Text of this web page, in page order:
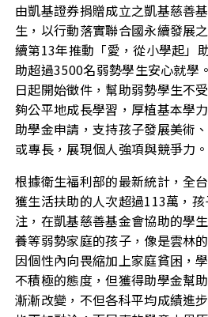
由凱基證券捐贈成立之凱基慈善
生，以行動落實聯合國永續發展
續第13年推動「愛，從小學起」
助超過3500名弱勢學生安心就學
日起開始徵件，幫助弱勢學生不
夠公平地成長學習，厚植基本學
助學金申請，支持孩子發展美術
或專長，展現個人強項與競爭力。
根據衛生福利部的最新統計，全
獲生活扶助的人次超過113萬，
注，在凱基慈善基金會協助的學
養等弱勢家庭的孩子，像是雲林
因個性內向畏縮加上家庭貧困，
不積極的態度，但獲得助學金幫
漸漸改變，不但各科平均成績進